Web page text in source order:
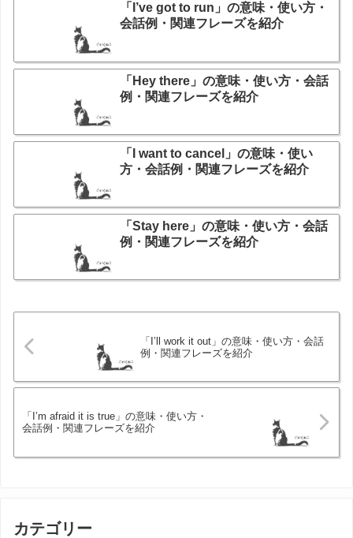
「I’ve got to run」の意味・使い方・
会話例・関連フレーズを紹介
「Hey there」の意味・使い方・会話
例・関連フレーズを紹介
「I want to cancel」の意味・使い
方・会話例・関連フレーズを紹介
「Stay here」の意味・使い方・会話
例・関連フレーズを紹介
「I’ll work it out」の意味・使い方・会話
例・関連フレーズを紹介
「I’m afraid it is true」の意味・使い方・
会話例・関連フレーズを紹介
カテゴリー